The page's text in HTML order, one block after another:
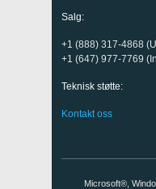
Salg:
+1 (888) 317-4868
+1 (647) 977-7769
Teknisk støtte:
Kontakt oss
Microsoft®,